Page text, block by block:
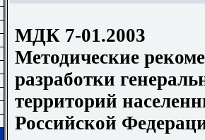
МДК 7-01.2003
Методические
разработки
территорий
Российской